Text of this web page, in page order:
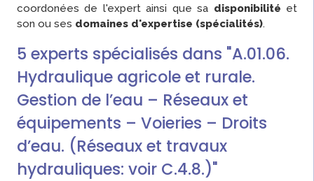
coordonées de l'expert ainsi que sa disponibilité et
son ou ses domaines d'expertise (spécialités).
5 experts spécialisés dans "A.01.06.
Hydraulique agricole et rurale.
Gestion de l’eau – Réseaux et
équipements – Voieries – Droits
d’eau. (Réseaux et travaux
hydrauliques: voir C.4.8.)"